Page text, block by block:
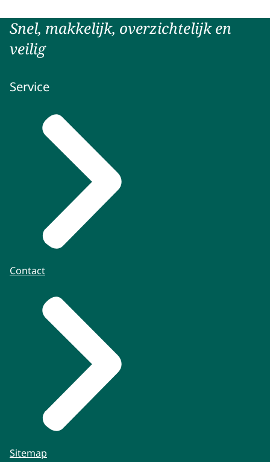
Snel, makkelijk, overzichtelijk en
veilig
Service
Contact
Sitemap